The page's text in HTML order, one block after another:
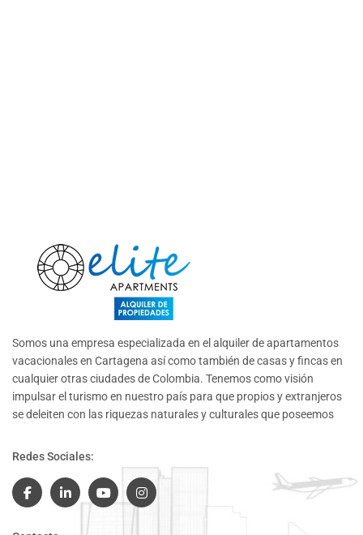
Somos una empresa especializada en el alquiler de apartamentos
vacacionales en Cartagena así como también de casas y fincas en
cualquier otras ciudades de Colombia. Tenemos como visión
impulsar el turismo en nuestro país para que propios y extranjeros
se deleiten con las riquezas naturales y culturales que poseemos
Redes Sociales: